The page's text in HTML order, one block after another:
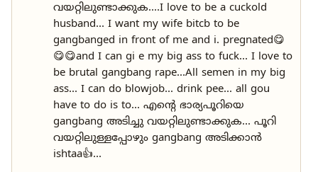
വയറ്റിലുണ്ടാക്കുക....I love to be a cuckold
husband... I want my wife bitcb to be
gangbanged in front of me and i. pregnated😋
😋😋and I can gi e my big ass to fuck... I love to
be brutal gangbang rape...All semen in my big
ass... I can do blowjob... drink pee... all gou
have to do is to... എന്റെ ഭാര്യപൂറിയെ
gangbang അടിച്ചു വയറ്റിലുണ്ടാക്കുക... പൂറി
വയറ്റിലുള്ളപ്പോഴും gangbang അടിക്കാൻ
ishtaa👍...